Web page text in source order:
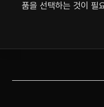
품을 선택하는 것이 필